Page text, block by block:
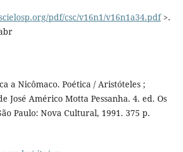
pdf/csc/v16n1/v16n1a34.pdf>.
a Nicômaco. Poética / Aristóteles ;
José Américo Motta Pessanha. 4. ed. Os
Paulo: Nova Cultural, 1991. 375 p.